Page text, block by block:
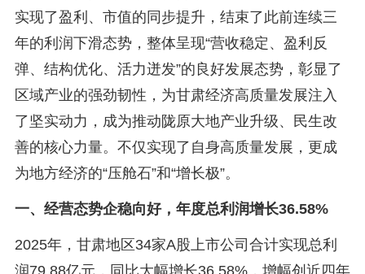
实现了盈利、市值的同步提升，结束了此前连续三
年的利润下滑态势，整体呈现“营收稳定、盈利反
弹、结构优化、活力迸发”的良好发展态势，彰显了
区域产业的强劲韧性，为甘肃经济高质量发展注入
了坚实动力，成为推动陇原大地产业升级、民生改
善的核心力量。不仅实现了自身高质量发展，更成
为地方经济的“压舱石”和“增长极”。
一、经营态势企稳向好，年度总利润增长36.58%
2025年，甘肃地区34家A股上市公司合计实现总利
润79.88亿元，同比大幅增长36.58%，增幅创近四年